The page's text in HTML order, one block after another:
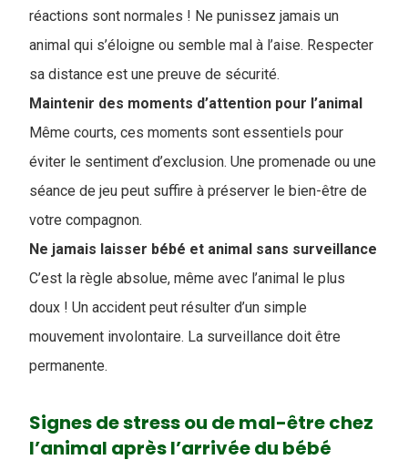
réactions sont normales ! Ne punissez jamais un
animal qui s’éloigne ou semble mal à l’aise. Respecter
sa distance est une preuve de sécurité.
Maintenir des moments d’attention pour l’animal
Même courts, ces moments sont essentiels pour
éviter le sentiment d’exclusion. Une promenade ou une
séance de jeu peut suffire à préserver le bien-être de
votre compagnon.
Ne jamais laisser bébé et animal sans surveillance
C’est la règle absolue, même avec l’animal le plus
doux ! Un accident peut résulter d’un simple
mouvement involontaire. La surveillance doit être
permanente.
Signes de stress ou de mal-être chez
l’animal après l’arrivée du bébé